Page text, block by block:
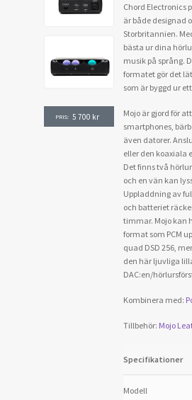
PRIS: 5 700 kr
Chord Electronics
är både designad
Storbritannien.
bästa ur dina
musik på språng.
formatet gör det
som är byggd ur
Mojo är gjord för
smartphones,
även datorer.
eller den koaxiala
Det finns två
och en vän kan
Uppladdning av
och batteriet
timmar. Mojo kan
format som PCM
quad DSD 256,
den här ljuvliga
DAC:en/
Kombinera med:
Tillbehör: Mojo
Specifikationer
Modell